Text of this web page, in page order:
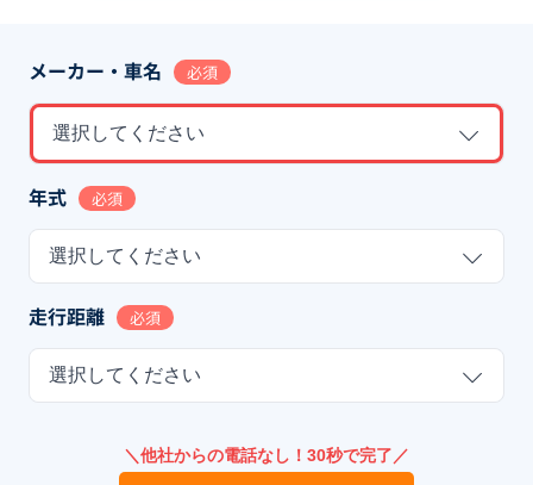
メーカー・車名 必須
選択してください
年式 必須
選択してください
走行距離 必須
選択してください
＼他社からの電話なし！30秒で完了／